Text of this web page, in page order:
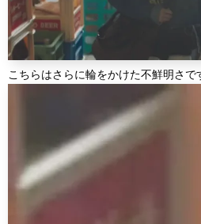
こちらはさらに輪をかけた不鮮明さで